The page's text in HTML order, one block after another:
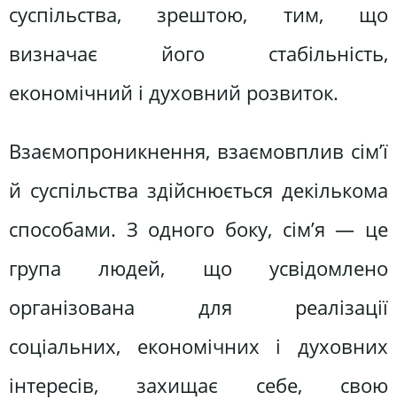
суспільства, зрештою, тим, що
визначає його стабільність,
економічний і духовний розвиток.
Взаємопроникнення, взаємовплив сім’ї
й суспільства здійснюється декількома
способами. З одного боку, сім’я — це
група людей, що усвідомлено
організована для реалізації
соціальних, економічних і духовних
інтересів, захищає себе, свою